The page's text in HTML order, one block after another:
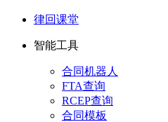
律回课堂
智能工具
合同机器人
FTA查询
RCEP查询
合同模板